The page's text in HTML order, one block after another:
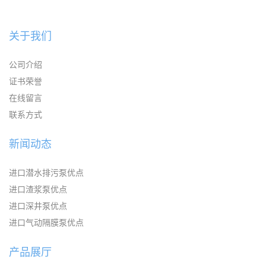
关于我们
公司介绍
证书荣誉
在线留言
联系方式
新闻动态
进口潜水排污泵优点
进口渣浆泵优点
进口深井泵优点
进口气动隔膜泵优点
产品展厅